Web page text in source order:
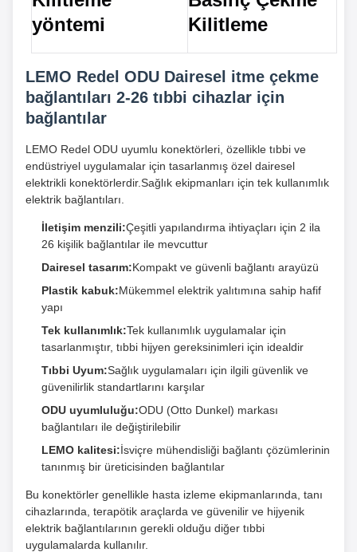
yöntemi
Kilitleme
LEMO Redel ODU Dairesel itme çekme
bağlantıları 2-26 tıbbi cihazlar için
bağlantılar
LEMO Redel ODU uyumlu konektörleri, özellikle tıbbi ve
endüstriyel uygulamalar için tasarlanmış özel dairesel
elektrikli konektörlerdir.Sağlık ekipmanları için tek kullanımlık
elektrik bağlantıları.
İletişim menzili:Çeşitli yapılandırma ihtiyaçları için 2 ila
26 kişilik bağlantılar ile mevcuttur
Dairesel tasarım:Kompakt ve güvenli bağlantı arayüzü
Plastik kabuk:Mükemmel elektrik yalıtımına sahip hafif
yapı
Tek kullanımlık:Tek kullanımlık uygulamalar için
tasarlanmıştır, tıbbi hijyen gereksinimleri için idealdir
Tıbbi Uyum:Sağlık uygulamaları için ilgili güvenlik ve
güvenilirlik standartlarını karşılar
ODU uyumluluğu:ODU (Otto Dunkel) markası
bağlantıları ile değiştirilebilir
LEMO kalitesi:İsviçre mühendisliği bağlantı çözümlerinin
tanınmış bir üreticisinden bağlantılar
Bu konektörler genellikle hasta izleme ekipmanlarında, tanı
cihazlarında, terapötik araçlarda ve güvenilir ve hijyenik
elektrik bağlantılarının gerekli olduğu diğer tıbbi
uygulamalarda kullanılır.